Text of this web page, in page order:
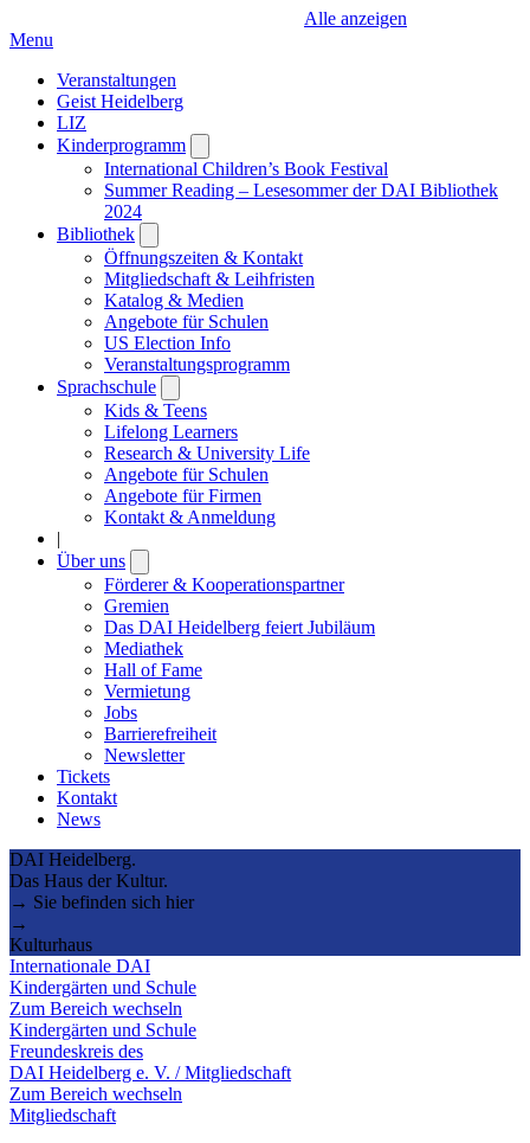
Alle anzeigen
Menu
Veranstaltungen
Geist Heidelberg
LIZ
Kinderprogramm
submenu
International Children’s Book Festival
Summer Reading – Lesesommer der DAI Bibliothek
2024
Bibliothek
submenu
Öffnungszeiten & Kontakt
Mitgliedschaft & Leihfristen
Katalog & Medien
Angebote für Schulen
US Election Info
Veranstaltungsprogramm
Sprachschule
submenu
Kids & Teens
Lifelong Learners
Research & University Life
Angebote für Schulen
Angebote für Firmen
Kontakt & Anmeldung
|
Über uns
submenu
Förderer & Kooperationspartner
Gremien
Das DAI Heidelberg feiert Jubiläum
Mediathek
Hall of Fame
Vermietung
Jobs
Barrierefreiheit
Newsletter
Tickets
Kontakt
News
DAI Heidelberg.
Das Haus der Kultur.
→ Sie befinden sich hier
→
Kulturhaus
Internationale DAI
Kindergärten und Schule
Zum Bereich wechseln
Kindergärten und Schule
Freundeskreis des
DAI Heidelberg e. V. / Mitgliedschaft
Zum Bereich wechseln
Mitgliedschaft